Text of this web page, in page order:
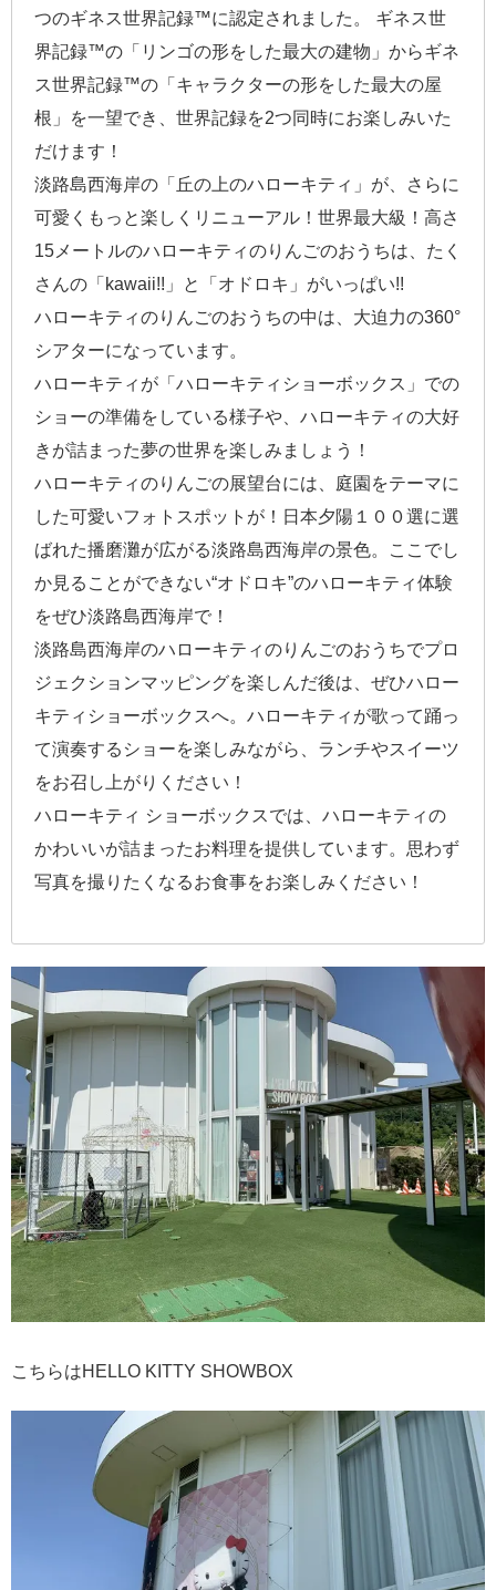
つのギネス世界記録™に認定されました。 ギネス世
界記録™の「リンゴの形をした最大の建物」からギネ
ス世界記録™の「キャラクターの形をした最大の屋
根」を一望でき、世界記録を2つ同時にお楽しみいた
だけます！
淡路島西海岸の「丘の上のハローキティ」が、さらに
可愛くもっと楽しくリニューアル！世界最大級！高さ
15メートルのハローキティのりんごのおうちは、たく
さんの「kawaii!!」と「オドロキ」がいっぱい!!
ハローキティのりんごのおうちの中は、大迫力の360°
シアターになっています。
ハローキティが「ハローキティショーボックス」での
ショーの準備をしている様子や、ハローキティの大好
きが詰まった夢の世界を楽しみましょう！
ハローキティのりんごの展望台には、庭園をテーマに
した可愛いフォトスポットが！日本夕陽１００選に選
ばれた播磨灘が広がる淡路島西海岸の景色。ここでし
か見ることができない“オドロキ”のハローキティ体験
をぜひ淡路島西海岸で！
淡路島西海岸のハローキティのりんごのおうちでプロ
ジェクションマッピングを楽しんだ後は、ぜひハロー
キティショーボックスへ。ハローキティが歌って踊っ
て演奏するショーを楽しみながら、ランチやスイーツ
をお召し上がりください！
ハローキティ ショーボックスでは、ハローキティの
かわいいが詰まったお料理を提供しています。思わず
写真を撮りたくなるお食事をお楽しみください！
こちらはHELLO KITTY SHOWBOX